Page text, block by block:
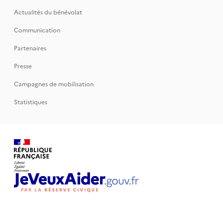
Actualités du bénévolat
Communication
Partenaires
Presse
Campagnes de mobilisation
Statistiques